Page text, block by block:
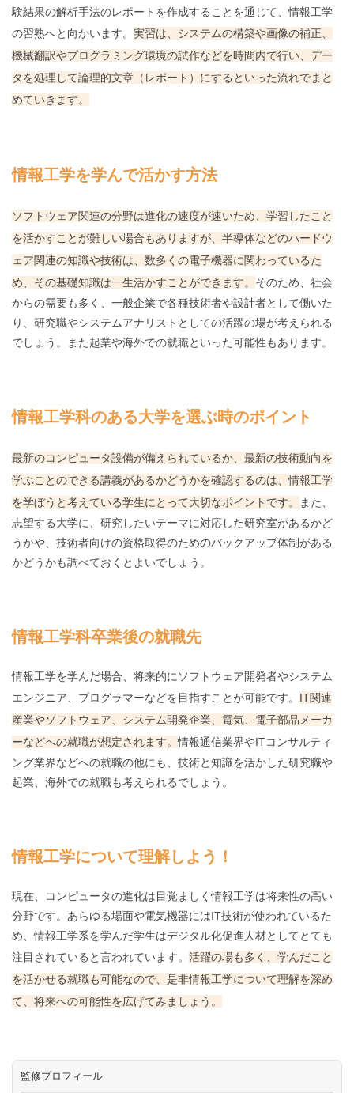
験結果の解析手法のレポートを作成することを通じて、情報工学
の習熟へと向かいます。 実習は、システムの構築や画像の補正、
機械翻訳やプログラミング環境の試作などを時間内で行い、デー
タを処理して論理的文章（レポート）にするといった流れでまと
めていきます。
情報工学を学んで活かす方法
ソフトウェア関連の分野は進化の速度が速いため、学習したこと
を活かすことが難しい場合もありますが、半導体などのハードウ
ェア関連の知識や技術は、数多くの電子機器に関わっているた
め、その基礎知識は一生活かすことができます。 そのため、社会
からの需要も多く、一般企業で各種技術者や設計者として働いた
り、研究職やシステムアナリストとしての活躍の場が考えられる
でしょう。また起業や海外での就職といった可能性もあります。
情報工学科のある大学を選ぶ時のポイント
最新のコンピュータ設備が備えられているか、最新の技術動向を
学ぶことのできる講義があるかどうかを確認するのは、情報工学
を学ぼうと考えている学生にとって大切なポイントです。
また、
志望する大学に、研究したいテーマに対応した研究室があるかど
うかや、技術者向けの資格取得のためのバックアップ体制がある
かどうかも調べておくとよいでしょう。
情報工学科卒業後の就職先
情報工学を学んだ場合、将来的にソフトウェア開発者やシステム
エンジニア、プログラマーなどを目指すことが可能です。 IT関連
産業やソフトウェア、システム開発企業、電気、電子部品メーカ
ーなどへの就職が想定されます。情報通信業界やITコンサルティ
ング業界などへの就職の他にも、技術と知識を活かした研究職や
起業、海外での就職も考えられるでしょう。
情報工学について理解しよう！
現在、コンピュータの進化は目覚ましく情報工学は将来性の高い
分野です。あらゆる場面や電気機器にはIT技術が使われているた
め、情報工学系を学んだ学生はデジタル化促進人材としてとても
注目されていると言われています。 活躍の場も多く、学んだこと
を活かせる就職も可能なので、是非情報工学について理解を深め
て、将来への可能性を広げてみましょう。
監修プロフィール